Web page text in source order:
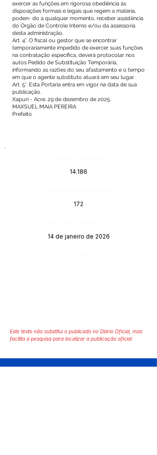
exercer as funções em rigorosa obediência às
disposições formais e legais que regem a matéria,
poden- do a qualquer momento, receber assistência
do Órgão de Controle Interno e/ou da assessoria
desta administração.
Art. 4°. O fiscal ou gestor que se encontrar
temporariamente impedido de exercer suas funções
na contratação específica, deverá protocolar nos
autos Pedido de Substituição Temporária,
informando as razões do seu afastamento e o tempo
em que o agente substituto atuará em seu lugar.
Art. 5°. Esta Portaria entra em vigor na data de sua
publicação.
Xapuri - Acre, 29 de dezembro de 2025.
MAXSUEL MAIA PEREIRA
Prefeito
14.186
172
14 de janeiro de 2026
Este texto não substitui o publicado no Diário Oficial, mas
facilita a pesquisa para localizar a publicação oficial.